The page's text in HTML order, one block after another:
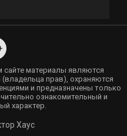
сайте материалы являются
прав), охраняются
и предназначены только
ознакомительный и
характер.
Хаус